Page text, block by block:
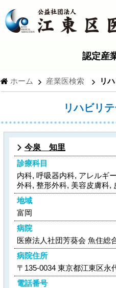
認定産
ホーム 産業医検索 リ
リハビリ
今泉 知里
診療科目
内科, 呼吸器内科, アレルギ
外科, 整形外科, 美容皮膚科,
地域
富岡
病院
医療法人社団芳葵会 魚住総
病院住所
〒135-0034 東京都江東区永
電話番号